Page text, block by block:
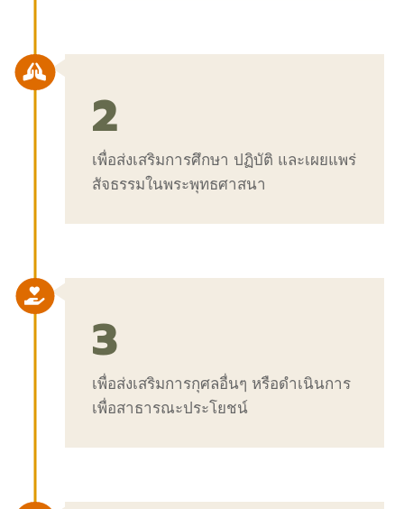
2
เพื่อส่งเสริมการศึกษา ปฏิบัติ และเผยแพร่
สัจธรรมในพระพุทธศาสนา

3
เพื่อส่งเสริมการกุศลอื่นๆ หรือดำเนินการ
เพื่อสาธารณะประโยชน์
